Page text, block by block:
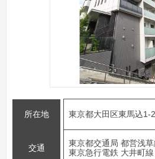
所在地 東京都大田区東馬込1-
交通
東京都交通局 都営浅
東京急行電鉄 大井町